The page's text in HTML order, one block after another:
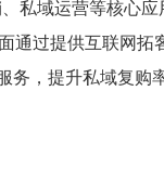
私域运营等核心
通过提供互联网拓
务，提升私域复购